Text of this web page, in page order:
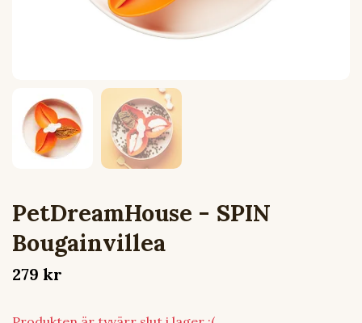
PetDreamHouse - SPIN
Bougainvillea
279 kr